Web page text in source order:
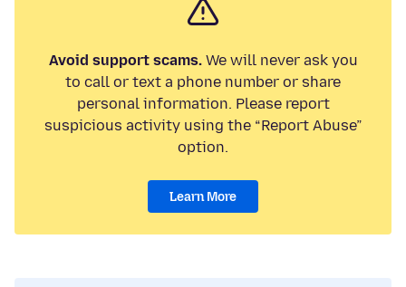
Avoid support scams.We will never ask you
to call or text a phone number or share
personal information. Please report
suspicious activity using the “Report Abuse”
option.
Learn More